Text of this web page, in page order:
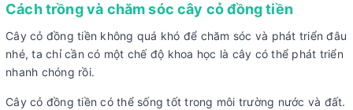
Cách trồng và chăm sóc cây cỏ đồng tiền
Cây cỏ đồng tiền không quá khó để chăm sóc và phát triển đâu
nhé, ta chỉ cần có một chế độ khoa học là cây có thể phát triển
nhanh chóng rồi.
Cây cỏ đồng tiền có thể sống tốt trong môi trường nước và đất.